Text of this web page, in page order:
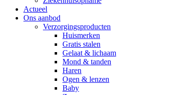
Actueel
Ons aanbod
Verzorgingsproducten
Huismerken
Gratis stalen
Gelaat & lichaam
Mond & tanden
Haren
Ogen & lenzen
Baby